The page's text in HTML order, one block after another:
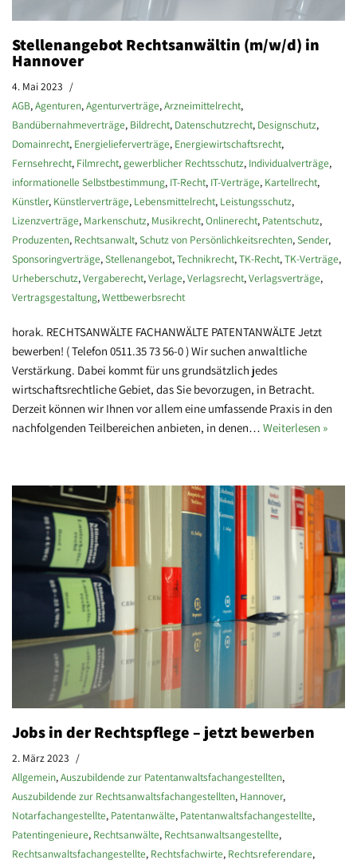
Stellenangebot Rechtsanwältin (m/w/d) in
Hannover
4. Mai 2023
AGB,Agenturen,Agenturverträge,Arzneimittelrecht,
Bandübernahmeverträge, Bildrecht, Datenschutzrecht, Designschutz,
Domainrecht, Energielieferverträge, Energiewirtschaftsrecht,
Fernsehrecht, Filmrecht, gewerblicher Rechtsschutz, Individualverträge,
informationelle Selbstbestimmung, IT-Recht, IT-Verträge, Kartellrecht,
Künstler, Künstlerverträge, Lebensmittelrecht, Leistungsschutz,
Lizenzverträge, Markenschutz, Musikrecht,Onlinerecht, Patentschutz,
Produzenten, Rechtsanwalt,Schutz von Persönlichkeitsrechten,Sender,
Sponsoringverträge,Stellenangebot,Technikrecht,TK-Recht,TK-Verträge,
Urheberschutz,Vergaberecht,Verlage,Verlagsrecht,Verlagsverträge,
Vertragsgestaltung,Wettbewerbsrecht
horak. RECHTSANWÄLTE FACHANWÄLTE PATENTANWÄLTE Jetzt
bewerben! ( Telefon 0511.35 73 56-0 ) Wir suchen anwaltliche
Verstärkung. Dabei kommt für uns grundsätzlich jedes
wirtschaftsrechtliche Gebiet, das Sie bevorzugen, in Betracht.
Derzeit können wir Ihnen vor allem eine umfassende Praxis in den
nachfolgenden Teilbereichen anbieten, in denen… Weiterlesen »
Jobs in der Rechtspflege – jetzt bewerben
2. März 2023
Allgemein,Auszubildende zur Patentanwaltsfachangestellten,
Auszubildende zur Rechtsanwaltsfachangestellten, Hannover,
Notarfachangestellte, Patentanwälte, Patentanwaltsfachangestellte,
Patentingenieure, Rechtsanwälte, Rechtsanwaltsangestellte,
Rechtsanwaltsfachangestellte, Rechtsfachwirte, Rechtsreferendare,